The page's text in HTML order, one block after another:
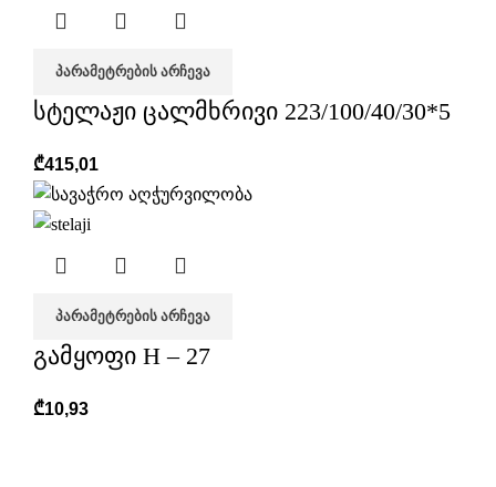
ᲞᲐᲠᲐᲛᲔᲢᲠᲔᲑᲘᲡ ᲐᲠᲩᲔᲕᲐ
სტელაჟი ცალმხრივი 223/100/40/30*5
₾415,01
ᲞᲐᲠᲐᲛᲔᲢᲠᲔᲑᲘᲡ ᲐᲠᲩᲔᲕᲐ
გამყოფი H – 27
₾10,93